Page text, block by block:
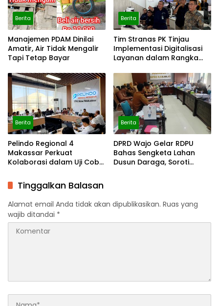
Berita
Manajemen PDAM Dinilai
Amatir, Air Tidak Mengalir
Tapi Tetap Bayar
Berita
Tim Stranas PK Tinjau
Implementasi Digitalisasi
Layanan dalam Rangka
Automatic Approval SPOG
Berita
Pelindo Regional 4
Makassar Perkuat
Kolaborasi dalam Uji Coba
dan Evaluasi NLE
Berita
DPRD Wajo Gelar RDPU
Bahas Sengketa Lahan
Dusun Daraga, Soroti
Tinggalkan Balasan
Alamat email Anda tidak akan dipublikasikan. Ruas yang
wajib ditandai *